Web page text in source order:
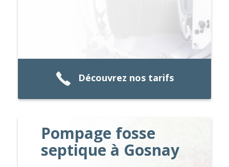
Découvrez nos tarifs
Pompage fosse
septique à Gosnay